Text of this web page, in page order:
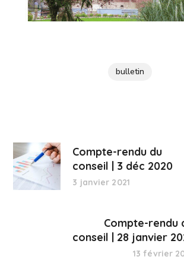
bulletin
Compte-rendu du
conseil | 3 déc 2020
3 janvier 2021
Compte-rendu
conseil | 28 janvier
13 février